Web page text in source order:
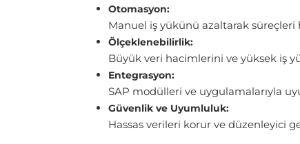
Otomasyon:
Manuel iş yükünü azaltarak süreçleri
Ölçeklenebilirlik:
Büyük veri hacimlerini ve yüksek iş
Entegrasyon:
SAP modülleri ve uygulamalarıyla
Güvenlik ve Uyumluluk:
Hassas verileri korur ve düzenleyici